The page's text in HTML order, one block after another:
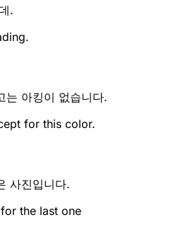
.
는 아킹이 없습니다.
for this color.
사진입니다.
the last one